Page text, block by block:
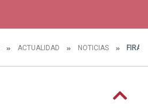
ACTUALIDAD NOTICIAS FIRA